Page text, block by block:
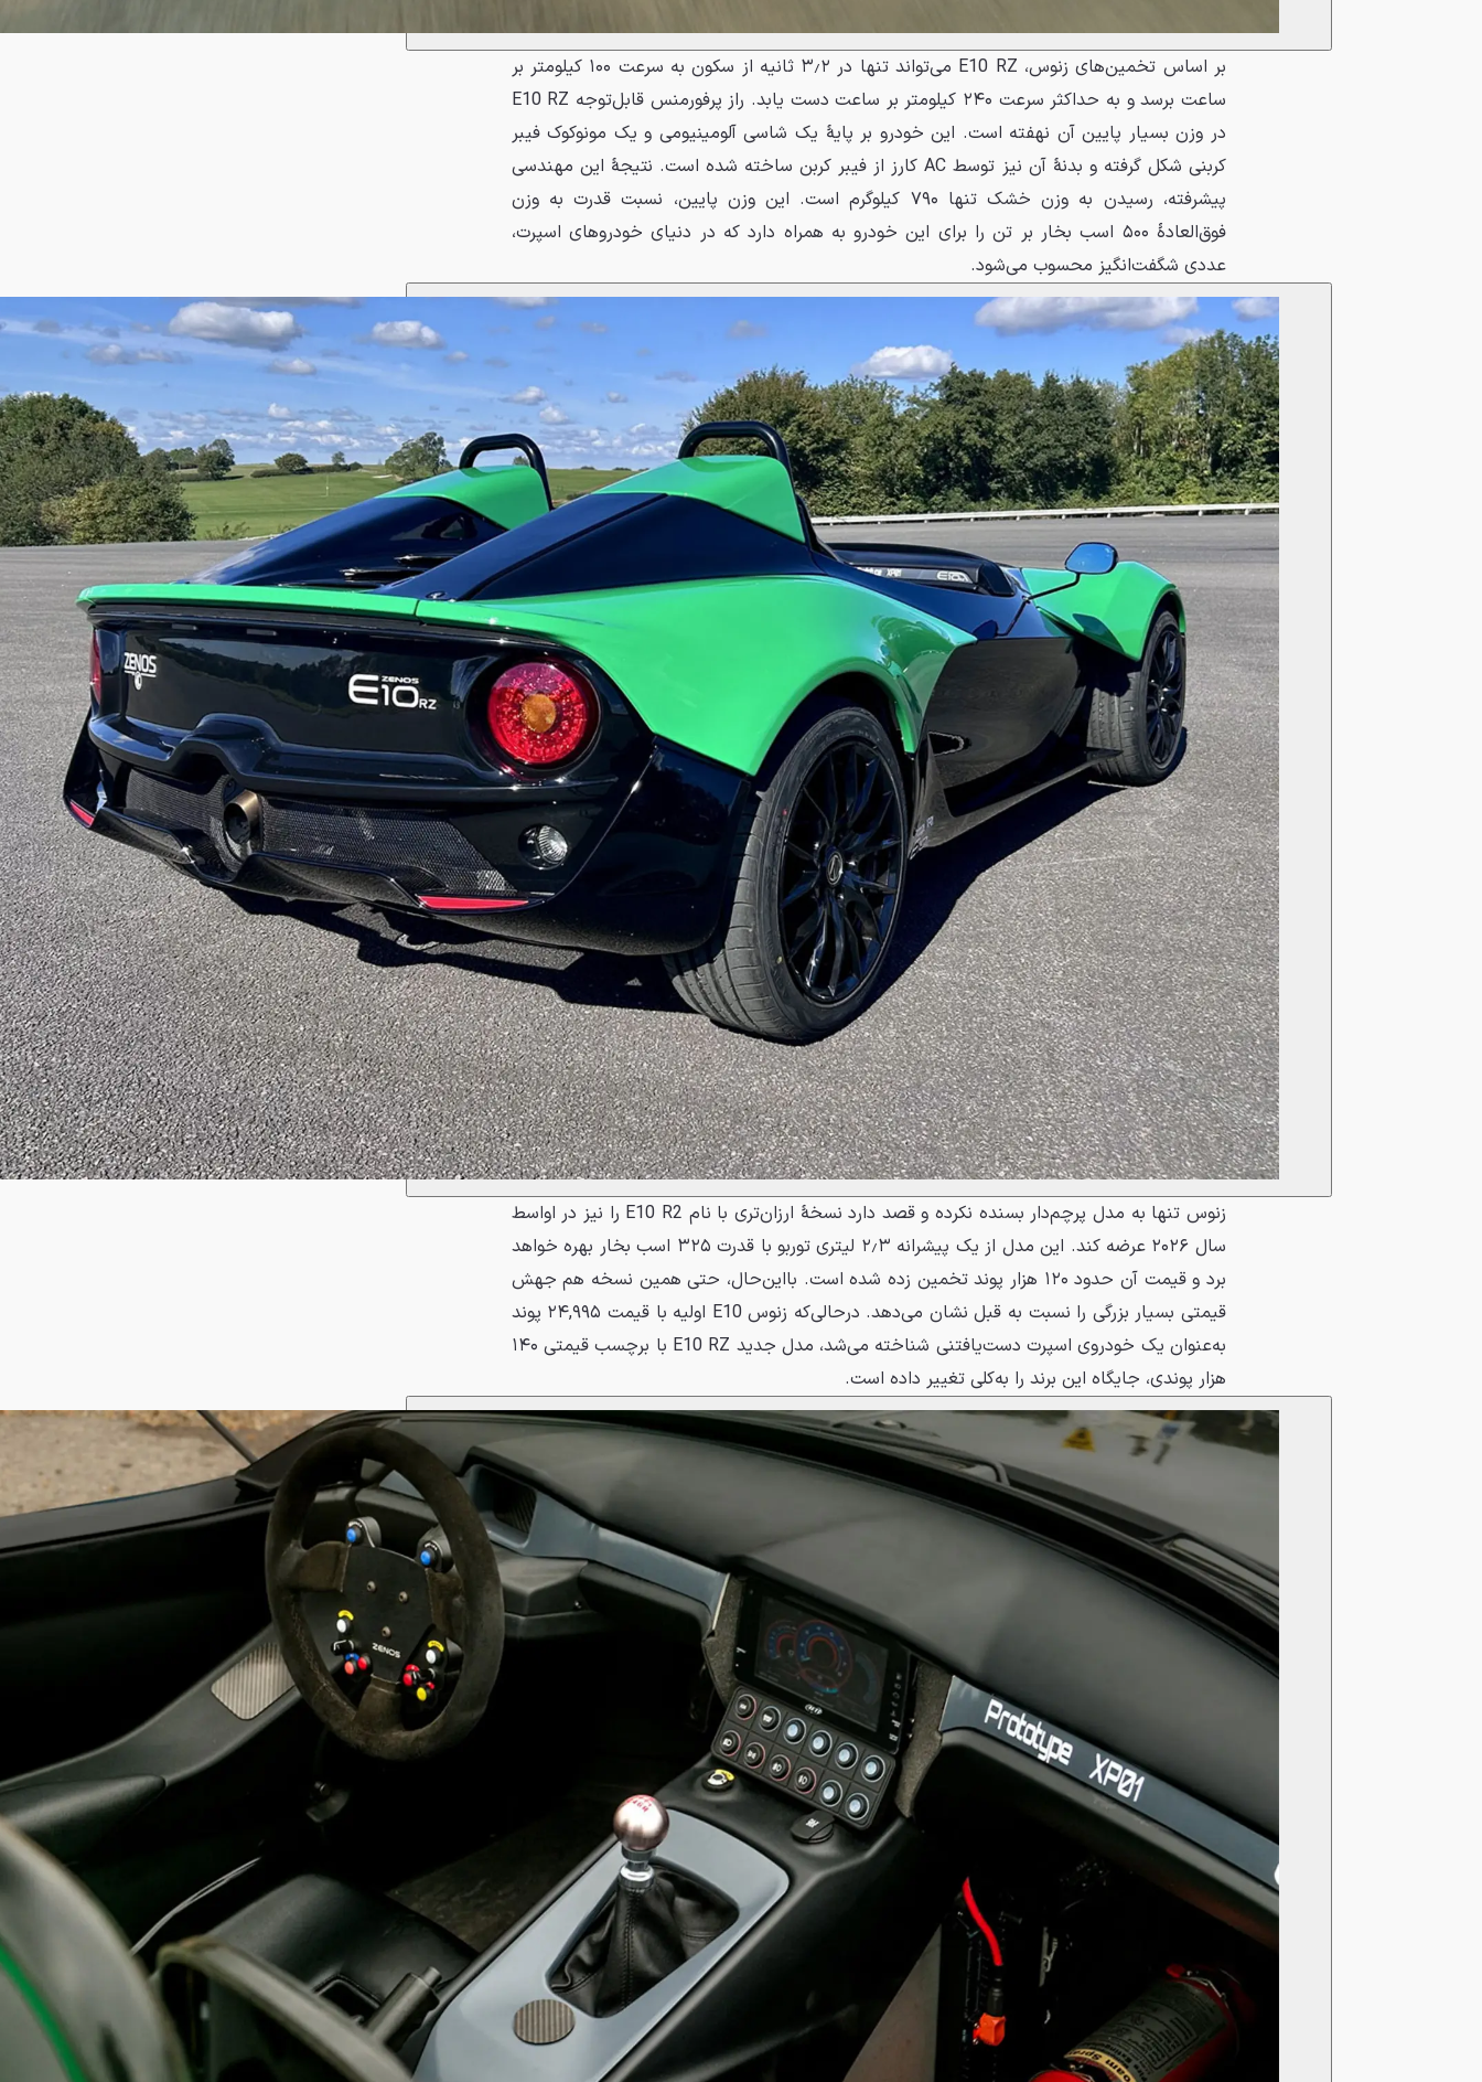
بر اساس تخمین‌های زنوس، E10 RZ می‌تواند تنها در ۳٫۲ ثانیه از سکون به سرعت ۱۰۰ کیلومتر بر
ساعت برسد و به حداکثر سرعت ۲۴۰ کیلومتر بر ساعت دست یابد. راز پرفورمنس قابل‌توجه E10 RZ
در وزن بسیار پایین آن نهفته است. این خودرو بر پایهٔ یک شاسی آلومینیومی و یک مونوکوک فیبر
کربنی شکل گرفته و بدنهٔ آن نیز توسط AC کارز از فیبر کربن ساخته شده است. نتیجهٔ این مهندسی
پیشرفته، رسیدن به وزن خشک تنها ۷۹۰ کیلوگرم است. این وزن پایین، نسبت قدرت به وزن
فوق‌العادهٔ ۵۰۰ اسب بخار بر تن را برای این خودرو به همراه دارد که در دنیای خودروهای اسپرت،
عددی شگفت‌انگیز محسوب می‌شود.
زنوس تنها به مدل پرچم‌دار بسنده نکرده و قصد دارد نسخهٔ ارزان‌تری با نام E10 R2 را نیز در اواسط
سال ۲۰۲۶ عرضه کند. این مدل از یک پیشرانه ۲٫۳ لیتری توربو با قدرت ۳۲۵ اسب بخار بهره خواهد
برد و قیمت آن حدود ۱۲۰ هزار پوند تخمین زده شده است. بااین‌حال، حتی همین نسخه هم جهش
قیمتی بسیار بزرگی را نسبت به قبل نشان می‌دهد. درحالی‌که زنوس E10 اولیه با قیمت ۲۴,۹۹۵ پوند
به‌عنوان یک خودروی اسپرت دست‌یافتنی شناخته می‌شد، مدل جدید E10 RZ با برچسب قیمتی ۱۴۰
هزار پوندی، جایگاه این برند را به‌کلی تغییر داده است.